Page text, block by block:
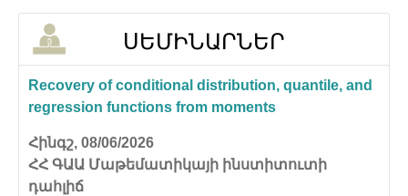
ՍԵՄԻՆԱՐՆԵՐ
Recovery of conditional distribution, quantile, and
regression functions from moments
Հինգշ, 08/06/2026
ՀՀ ԳԱԱ Մաթեմատիկայի ինստիտուտի
դահլիճ